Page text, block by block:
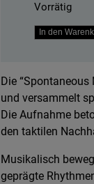
Vorrätig
Menge
In den
Die
und versammelt
Die Aufnahme
den taktilen
Musikalisch
geprägte